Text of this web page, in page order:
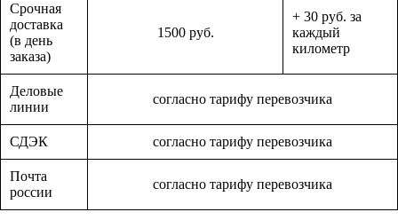
Срочная
доставка
(в день
заказа)
1500 руб.
+ 30 руб. за
каждый
километр
Деловые
линии
согласно тарифу перевозчика
СДЭК согласно тарифу перевозчика
Почта
россии
согласно тарифу перевозчика